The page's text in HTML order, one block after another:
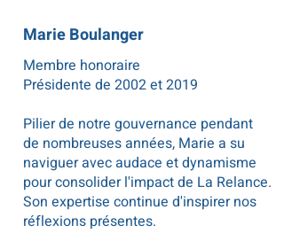
Marie Boulanger
Membre honoraire
Présidente de 2002 et 2019
Pilier de notre gouvernance pendant
de nombreuses années, Marie a su
naviguer avec audace et dynamisme
pour consolider l'impact de La Relance.
Son expertise continue d'inspirer nos
réflexions présentes.